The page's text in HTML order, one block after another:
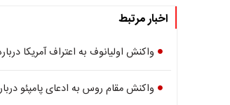
اخبار مرتبط
واکنش اولیانوف به اعتراف آمریکا
واکنش مقام روس به ادعای پامپئو